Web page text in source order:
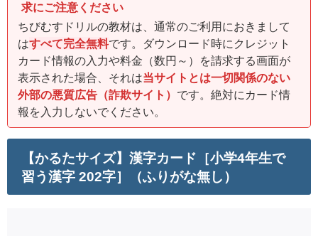
求にご注意ください
ちびむすドリルの教材は、通常のご利用におきまして
はすべて完全無料です。ダウンロード時にクレジット
カード情報の入力や料金（数円～）を請求する画面が
表示された場合、それは当サイトとは一切関係のない
外部の悪質広告（詐欺サイト） です。絶対にカード情
報を入力しないでください。
【かるたサイズ】漢字カード［小学4年生で
習う漢字 202字］（ふりがな無し）